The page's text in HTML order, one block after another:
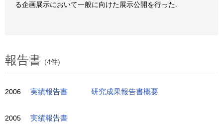
る企画展示において一般に向けた展示公開を行った.
報告書 (4件)
2006 実績報告書 研究成果報告書概要
2005 実績報告書